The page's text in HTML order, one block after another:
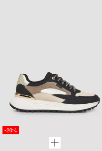
-20%